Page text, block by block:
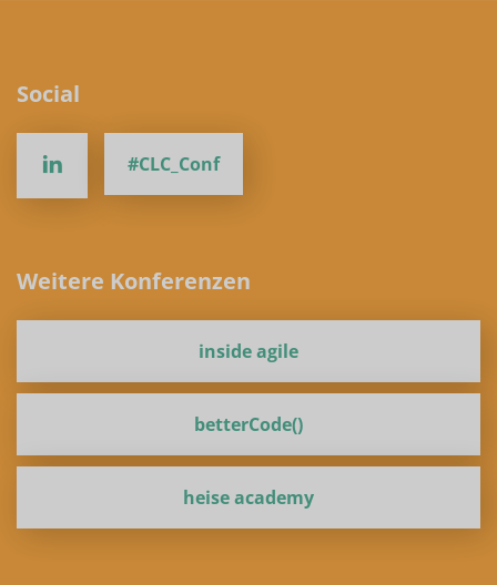
Social
#CLC_Conf
Weitere Konferenzen
inside agile
betterCode()
heise academy